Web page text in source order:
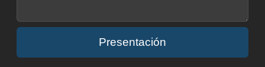
Presentación